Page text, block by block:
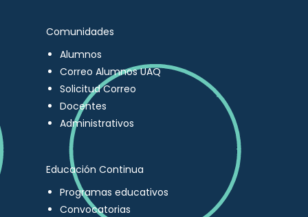
Comunidades
Alumnos
Correo Alumnos UAQ
Solicitud Correo
Docentes
Administrativos
Educación Continua
Programas educativos
Convocatorias